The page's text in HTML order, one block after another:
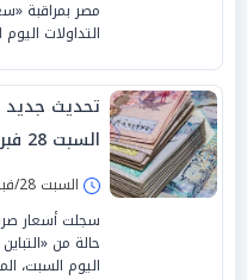
مصر بمراقبة
التداولات اليوم
تحديث جديد
السبت 28 فبراير 2026
السبت 28/فبراير/2026 - 10:30 ص
سجلت أسعار
حالة من
اليوم السبت، الموافق 28